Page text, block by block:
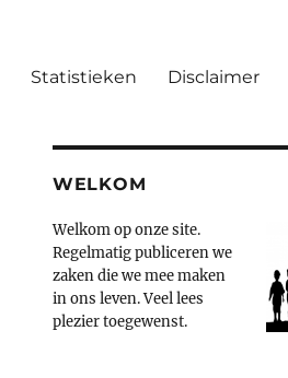
Statistieken Disclaimer
WELKOM
Welkom op onze site.
Regelmatig publiceren we
zaken die we mee maken
in ons leven. Veel lees
plezier toegewenst.